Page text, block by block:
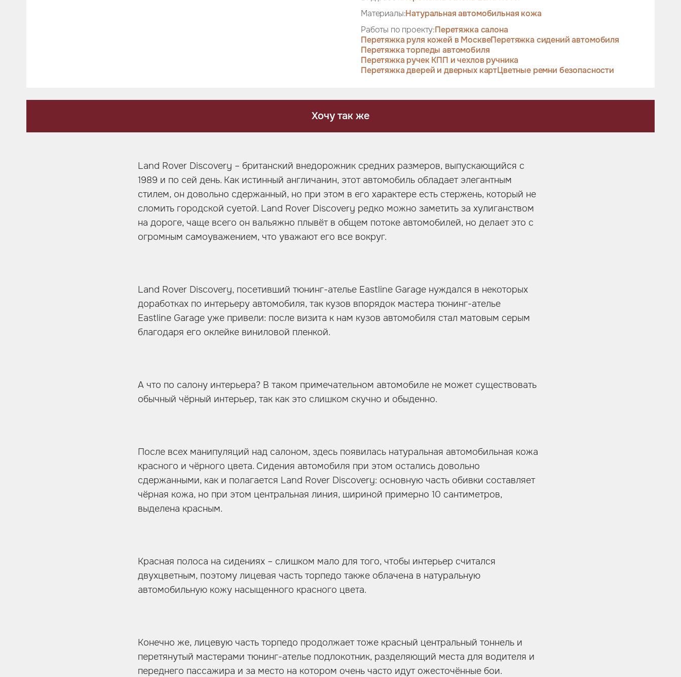
Материалы:Натуральная автомобильная кожа
Работы по проекту:Перетяжка салона
Перетяжка руля кожей в МосквеПеретяжка сидений автомобиля
Перетяжка торпеды автомобиля
Перетяжка ручек КПП и чехлов ручника
Перетяжка дверей и дверных картЦветные ремни безопасности
Хочу так же
Land Rover Discovery – британский внедорожник средних размеров, выпускающийся с
1989 и по сей день. Как истинный англичанин, этот автомобиль обладает элегантным
стилем, он довольно сдержанный, но при этом в его характере есть стержень, который не
сломить городской суетой. Land Rover Discovery редко можно заметить за хулиганством
на дороге, чаще всего он вальяжно плывёт в общем потоке автомобилей, но делает это с
огромным самоуважением, что уважают его все вокруг.
Land Rover Discovery, посетивший тюнинг-ателье Eastline Garage нуждался в некоторых
доработках по интерьеру автомобиля, так кузов впорядок мастера тюнинг-ателье
Eastline Garage уже привели: после визита к нам кузов автомобиля стал матовым серым
благодаря его оклейке виниловой пленкой.
А что по салону интерьера? В таком примечательном автомобиле не может существовать
обычный чёрный интерьер, так как это слишком скучно и обыденно.
После всех манипуляций над салоном, здесь появилась натуральная автомобильная кожа
красного и чёрного цвета. Сидения автомобиля при этом остались довольно
сдержанными, как и полагается Land Rover Discovery: основную часть обивки составляет
чёрная кожа, но при этом центральная линия, шириной примерно 10 сантиметров,
выделена красным.
Красная полоса на сидениях – слишком мало для того, чтобы интерьер считался
двухцветным, поэтому лицевая часть торпедо также облачена в натуральную
автомобильную кожу насыщенного красного цвета.
Конечно же, лицевую часть торпедо продолжает тоже красный центральный тоннель и
перетянутый мастерами тюнинг-ателье подлокотник, разделяющий места для водителя и
переднего пассажира и за место на котором очень часто идут ожесточённые бои.